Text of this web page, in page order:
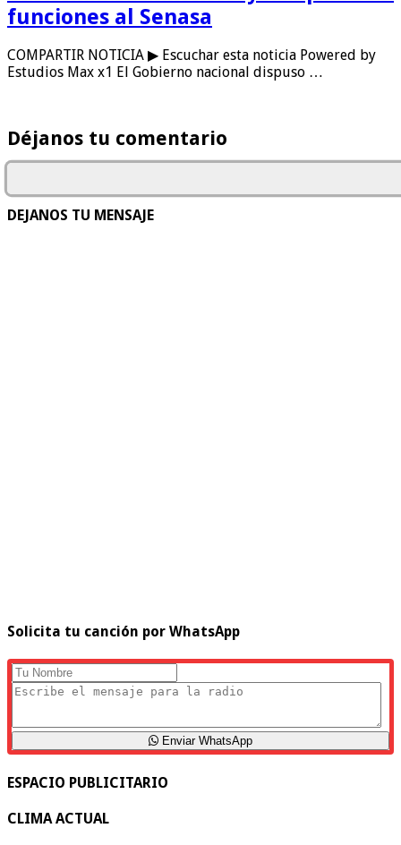
funciones al Senasa
COMPARTIR NOTICIA ▶ Escuchar esta noticia Powered by
Estudios Max x1 El Gobierno nacional dispuso …
Déjanos tu comentario
DEJANOS TU MENSAJE
Solicita tu canción por WhatsApp
Enviar WhatsApp
ESPACIO PUBLICITARIO
CLIMA ACTUAL